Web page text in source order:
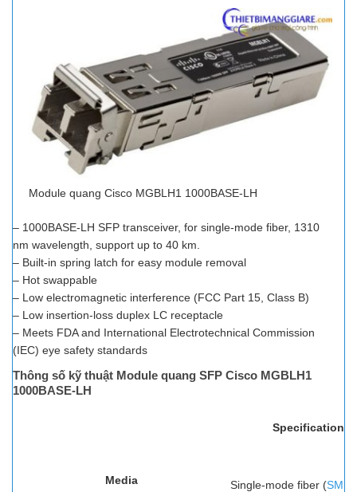
Module quang Cisco MGBLH1 1000BASE-LH
– 1000BASE-LH SFP transceiver, for single-mode fiber, 1310
nm wavelength, support up to 40 km.
– Built-in spring latch for easy module removal
– Hot swappable
– Low electromagnetic interference (FCC Part 15, Class B)
– Low insertion-loss duplex LC receptacle
– Meets FDA and International Electrotechnical Commission
(IEC) eye safety standards
Thông số kỹ thuật Module quang SFP Cisco MGBLH1
1000BASE-LH
Specifications
Media Single-mode fiber (SMF